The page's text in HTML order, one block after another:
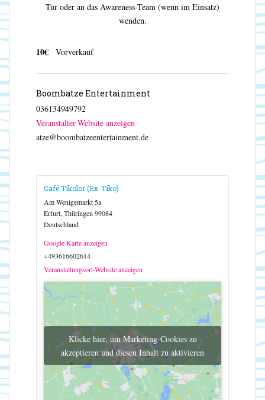
Tür oder an das Awareness-Team (wenn im Einsatz)
wenden.
10€ Vorverkauf
Boombatze Entertainment
036134949792
Veranstalter-Website anzeigen
atze@boombatzeentertainment.de
Café Tikolor (Ex-Tiko)
Am Wenigemarkt 5a
Erfurt, Thüringen 99084
Deutschland
Google Karte anzeigen
+493616602614
Veranstaltungsort-Website anzeigen
Klicke hier, um Marketing-Cookies zu
akzeptieren und diesen Inhalt zu aktivieren